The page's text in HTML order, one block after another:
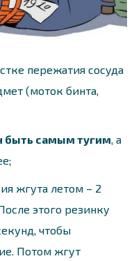
пережатия сосуда
(моток бинта,
быть самым тугим, а
жгута летом – 2
этого резинку
чтобы
Потом жгут